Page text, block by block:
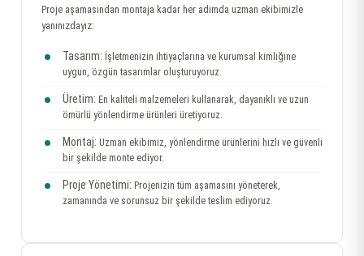
Proje aşamasından montaja kadar her adımda uzman ekibimizle
yanınızdayız:
Tasarım: İşletmenizin ihtiyaçlarına ve kurumsal kimliğine
uygun, özgün tasarımlar oluşturuyoruz.
Üretim: En kaliteli malzemeleri kullanarak, dayanıklı ve uzun
ömürlü yönlendirme ürünleri üretiyoruz.
Montaj: Uzman ekibimiz, yönlendirme ürünlerini hızlı ve güvenli
bir şekilde monte ediyor.
Proje Yönetimi: Projenizin tüm aşamasını yöneterek,
zamanında ve sorunsuz bir şekilde teslim ediyoruz.